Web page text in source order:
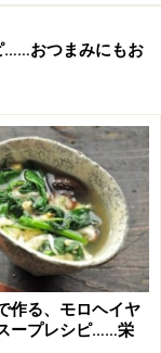
作り方・手
ゅうり、ミョウ
水戻ししておき
……おつまみにもお
作る、モロヘイヤ
ープレシピ……栄